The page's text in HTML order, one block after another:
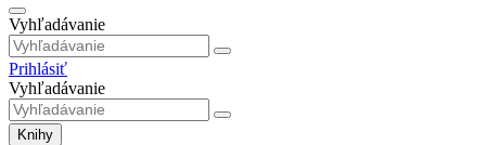
Vyhľadávanie
Prihlásiť
Vyhľadávanie
Knihy